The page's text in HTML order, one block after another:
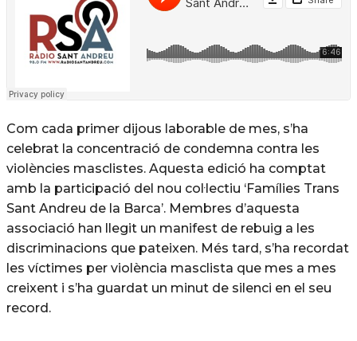
Com cada primer dijous laborable de mes, s’ha
celebrat la concentració de condemna contra les
violències masclistes. Aquesta edició ha comptat
amb la participació del nou col·lectiu ‘Famílies Trans
Sant Andreu de la Barca’. Membres d’aquesta
associació han llegit un manifest de rebuig a les
discriminacions que pateixen. Més tard, s’ha recordat
les víctimes per violència masclista que mes a mes
creixent i s’ha guardat un minut de silenci en el seu
record.